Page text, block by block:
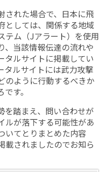
された場合で、日本に飛
としては、関係する地域
テム（Jアラート）を使用
、当該情報伝達の流れや
タルサイトに掲載してい
タルサイトには武力攻撃
のように行動するべきか
す。
を踏まえ、問い合わせが
ルが落下する可能性があ
いてとりまとめた内容
載されましたのでお知ら